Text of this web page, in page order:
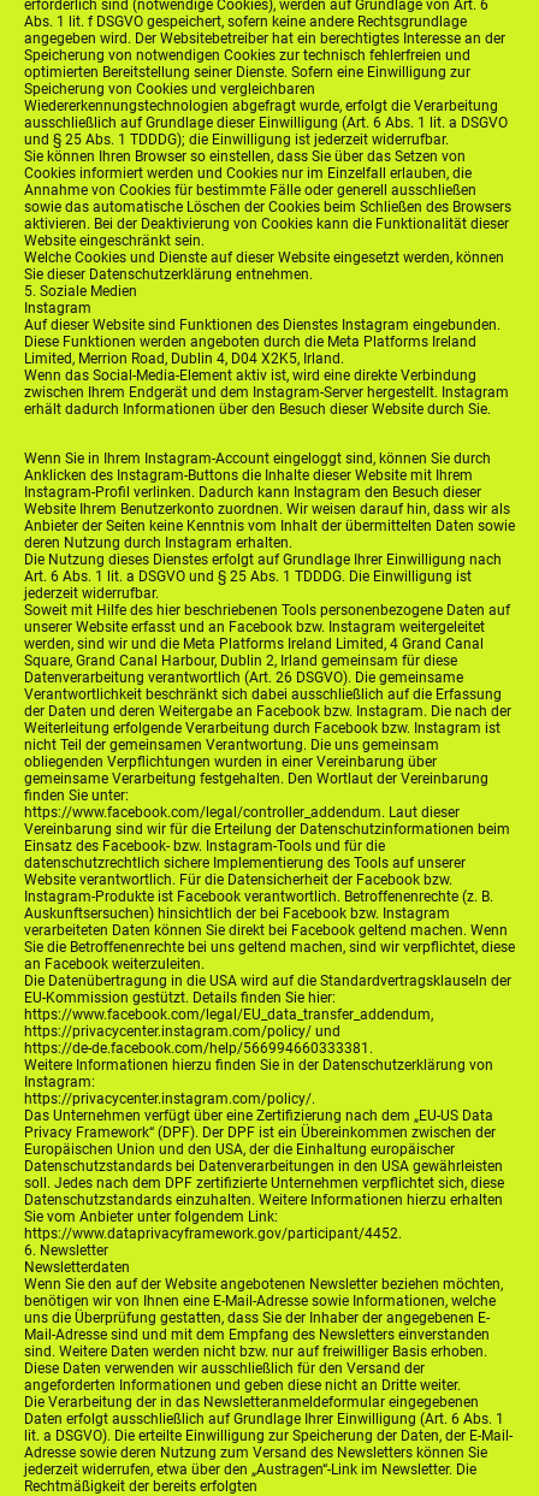
erforderlich sind (notwendige Cookies), werden auf Grundlage von Art. 6
Abs. 1 lit. f DSGVO gespeichert, sofern keine andere Rechtsgrundlage
angegeben wird. Der Websitebetreiber hat ein berechtigtes Interesse an der
Speicherung von notwendigen Cookies zur technisch fehlerfreien und
optimierten Bereitstellung seiner Dienste. Sofern eine Einwilligung zur
Speicherung von Cookies und vergleichbaren
Wiedererkennungstechnologien abgefragt wurde, erfolgt die Verarbeitung
ausschließlich auf Grundlage dieser Einwilligung (Art. 6 Abs. 1 lit. a DSGVO
und § 25 Abs. 1 TDDDG); die Einwilligung ist jederzeit widerrufbar.
Sie können Ihren Browser so einstellen, dass Sie über das Setzen von
Cookies informiert werden und Cookies nur im Einzelfall erlauben, die
Annahme von Cookies für bestimmte Fälle oder generell ausschließen
sowie das automatische Löschen der Cookies beim Schließen des Browsers
aktivieren. Bei der Deaktivierung von Cookies kann die Funktionalität dieser
Website eingeschränkt sein.
Welche Cookies und Dienste auf dieser Website eingesetzt werden, können
Sie dieser Datenschutzerklärung entnehmen.
5. Soziale Medien
Instagram
Auf dieser Website sind Funktionen des Dienstes Instagram eingebunden.
Diese Funktionen werden angeboten durch die Meta Platforms Ireland
Limited, Merrion Road, Dublin 4, D04 X2K5, Irland.
Wenn das Social-Media-Element aktiv ist, wird eine direkte Verbindung
zwischen Ihrem Endgerät und dem Instagram-Server hergestellt. Instagram
erhält dadurch Informationen über den Besuch dieser Website durch Sie.
Wenn Sie in Ihrem Instagram-Account eingeloggt sind, können Sie durch
Anklicken des Instagram-Buttons die Inhalte dieser Website mit Ihrem
Instagram-Profil verlinken. Dadurch kann Instagram den Besuch dieser
Website Ihrem Benutzerkonto zuordnen. Wir weisen darauf hin, dass wir als
Anbieter der Seiten keine Kenntnis vom Inhalt der übermittelten Daten sowie
deren Nutzung durch Instagram erhalten.
Die Nutzung dieses Dienstes erfolgt auf Grundlage Ihrer Einwilligung nach
Art. 6 Abs. 1 lit. a DSGVO und § 25 Abs. 1 TDDDG. Die Einwilligung ist
jederzeit widerrufbar.
Soweit mit Hilfe des hier beschriebenen Tools personenbezogene Daten auf
unserer Website erfasst und an Facebook bzw. Instagram weitergeleitet
werden, sind wir und die Meta Platforms Ireland Limited, 4 Grand Canal
Square, Grand Canal Harbour, Dublin 2, Irland gemeinsam für diese
Datenverarbeitung verantwortlich (Art. 26 DSGVO). Die gemeinsame
Verantwortlichkeit beschränkt sich dabei ausschließlich auf die Erfassung
der Daten und deren Weitergabe an Facebook bzw. Instagram. Die nach der
Weiterleitung erfolgende Verarbeitung durch Facebook bzw. Instagram ist
nicht Teil der gemeinsamen Verantwortung. Die uns gemeinsam
obliegenden Verpflichtungen wurden in einer Vereinbarung über
gemeinsame Verarbeitung festgehalten. Den Wortlaut der Vereinbarung
finden Sie unter:
https://www.facebook.com/legal/controller_addendum. Laut dieser
Vereinbarung sind wir für die Erteilung der Datenschutzinformationen beim
Einsatz des Facebook- bzw. Instagram-Tools und für die
datenschutzrechtlich sichere Implementierung des Tools auf unserer
Website verantwortlich. Für die Datensicherheit der Facebook bzw.
Instagram-Produkte ist Facebook verantwortlich. Betroffenenrechte (z. B.
Auskunftsersuchen) hinsichtlich der bei Facebook bzw. Instagram
verarbeiteten Daten können Sie direkt bei Facebook geltend machen. Wenn
Sie die Betroffenenrechte bei uns geltend machen, sind wir verpflichtet, diese
an Facebook weiterzuleiten.
Die Datenübertragung in die USA wird auf die Standardvertragsklauseln der
EU-Kommission gestützt. Details finden Sie hier:
https://www.facebook.com/legal/EU_data_transfer_addendum,
https://privacycenter.instagram.com/policy/ und
https://de-de.facebook.com/help/566994660333381.
Weitere Informationen hierzu finden Sie in der Datenschutzerklärung von
Instagram:
https://privacycenter.instagram.com/policy/.
Das Unternehmen verfügt über eine Zertifizierung nach dem „EU-US Data
Privacy Framework“ (DPF). Der DPF ist ein Übereinkommen zwischen der
Europäischen Union und den USA, der die Einhaltung europäischer
Datenschutzstandards bei Datenverarbeitungen in den USA gewährleisten
soll. Jedes nach dem DPF zertifizierte Unternehmen verpflichtet sich, diese
Datenschutzstandards einzuhalten. Weitere Informationen hierzu erhalten
Sie vom Anbieter unter folgendem Link:
https://www.dataprivacyframework.gov/participant/4452.
6. Newsletter
Newsletterdaten
Wenn Sie den auf der Website angebotenen Newsletter beziehen möchten,
benötigen wir von Ihnen eine E-Mail-Adresse sowie Informationen, welche
uns die Überprüfung gestatten, dass Sie der Inhaber der angegebenen E-
Mail-Adresse sind und mit dem Empfang des Newsletters einverstanden
sind. Weitere Daten werden nicht bzw. nur auf freiwilliger Basis erhoben.
Diese Daten verwenden wir ausschließlich für den Versand der
angeforderten Informationen und geben diese nicht an Dritte weiter.
Die Verarbeitung der in das Newsletteranmeldeformular eingegebenen
Daten erfolgt ausschließlich auf Grundlage Ihrer Einwilligung (Art. 6 Abs. 1
lit. a DSGVO). Die erteilte Einwilligung zur Speicherung der Daten, der E-Mail-
Adresse sowie deren Nutzung zum Versand des Newsletters können Sie
jederzeit widerrufen, etwa über den „Austragen“-Link im Newsletter. Die
Rechtmäßigkeit der bereits erfolgten